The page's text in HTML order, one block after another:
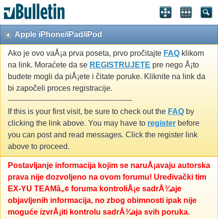
Apple iPhone/iPad/iPod
Ako je ovo vaÅ¡a prva poseta, prvo pročitajte FAQ klikom
na link. Moraćete da se REGISTRUJETE pre nego Å¡to
budete mogli da piÅ¡ete i čitate poruke. Kliknite na link da
bi započeli proces registracije.
---------------------------------------------------
If this is your first visit, be sure to check out the FAQ by
clicking the link above. You may have to register before
you can post and read messages. Click the register link
above to proceed.
Postavljanje informacija kojim se naruÅ¡avaju autorska
prava nije dozvoljeno na ovom forumu! Uređivački tim
EX-YU TEAMâ„¢ foruma kontroliÅ¡e sadrÅ¾aje
objavljenih informacija, no zbog obimnosti ipak nije
moguće izvrÅ¡iti kontrolu sadrÅ¾aja svih poruka.